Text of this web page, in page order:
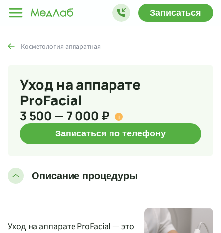
Записаться
Косметология аппаратная
Уход на аппарате
ProFacial
3 500 — 7 000 ₽ i
Записаться по телефону
Описание процедуры
Уход на аппарате ProFacial — это